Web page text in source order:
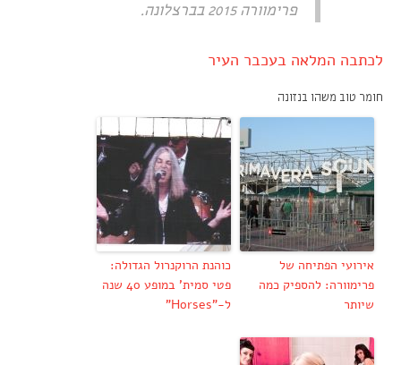
פרימוורה 2015 בברצלונה.
לכתבה המלאה בעכבר העיר
חומר טוב משהו בנזונה
אירועי הפתיחה של
פרימוורה: להספיק כמה
שיותר
כוהנת הרוקנרול הגדולה:
פטי סמית' במופע 40 שנה
ל-"Horses"